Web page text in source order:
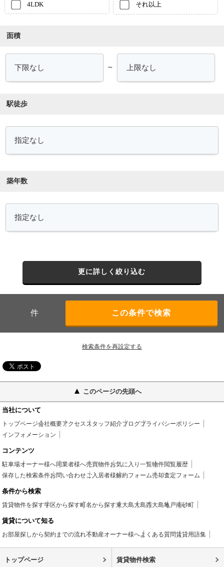
4LDK それ以上
面積
～
駅徒歩
築年数
更に詳しく絞り込む
件
検索条件を再設定する
このページの先頭へ
当社について
トップページ会社概要アクセス スタッフ紹介ブログプライバシーポリシー
インフォメーション
コンテンツ
駐車場オーナー様へ同業者様へ売買物件お気に入り一覧物件閲覧履歴
保存した検索条件お問い合わせご入居者様解約フォーム売却査定フォーム
条件から検索
賃貸物件を探す学区から探す町名から探す東大島大島西大島亀戸南砂町
賃貸について知る
お部屋探しから契約までの流れ不動産オーナー様へよくある質問賃貸用語集
トップページ 賃貸物件検索